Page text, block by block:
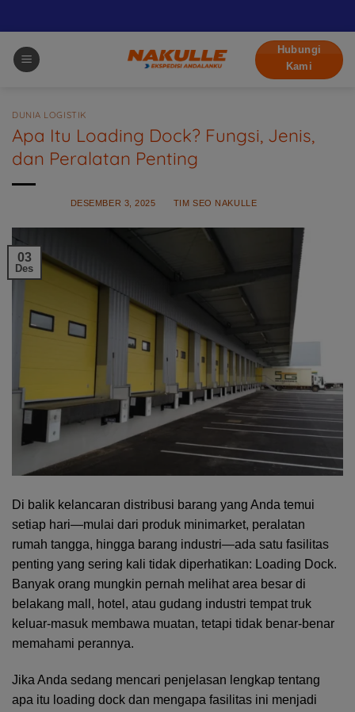
Hubungi
Kami
DUNIA LOGISTIK
Apa Itu Loading Dock? Fungsi, Jenis,
dan Peralatan Penting
DESEMBER 3, 2025 TIM SEO NAKULLE
03
Des
Di balik kelancaran distribusi barang yang Anda temui
setiap hari—mulai dari produk minimarket, peralatan
rumah tangga, hingga barang industri—ada satu fasilitas
penting yang sering kali tidak diperhatikan: Loading Dock.
Banyak orang mungkin pernah melihat area besar di
belakang mall, hotel, atau gudang industri tempat truk
keluar-masuk membawa muatan, tetapi tidak benar-benar
memahami perannya.
Jika Anda sedang mencari penjelasan lengkap tentang
apa itu loading dock dan mengapa fasilitas ini menjadi